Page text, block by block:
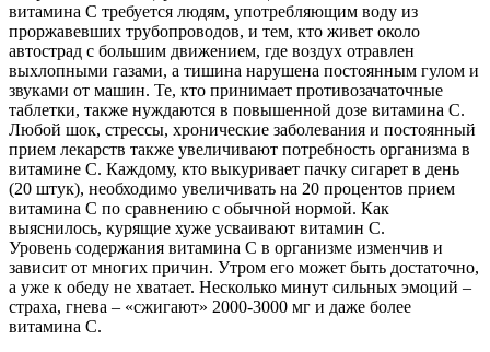
витамина С требуется людям, употребляющим воду из
проржавевших трубопроводов, и тем, кто живет около
автострад с большим движением, где воздух отравлен
выхлопными газами, а тишина нарушена постоянным гулом и
звуками от машин. Те, кто принимает противозачаточные
таблетки, также нуждаются в повышенной дозе витамина C.
Любой шок, стрессы, хронические заболевания и постоянный
прием лекарств также увеличивают потребность организма в
витамине C. Каждому, кто выкуривает пачку сигарет в день
(20 штук), необходимо увеличивать на 20 процентов прием
витамина С по сравнению с обычной нормой. Как
выяснилось, курящие хуже усваивают витамин С.
Уровень содержания витамина С в организме изменчив и
зависит от многих причин. Утром его может быть достаточно,
а уже к обеду не хватает. Несколько минут сильных эмоций –
страха, гнева – «сжигают» 2000-3000 мг и даже более
витамина С.